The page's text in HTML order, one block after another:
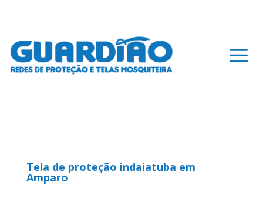
Tela de proteção indaiatuba em
Amparo